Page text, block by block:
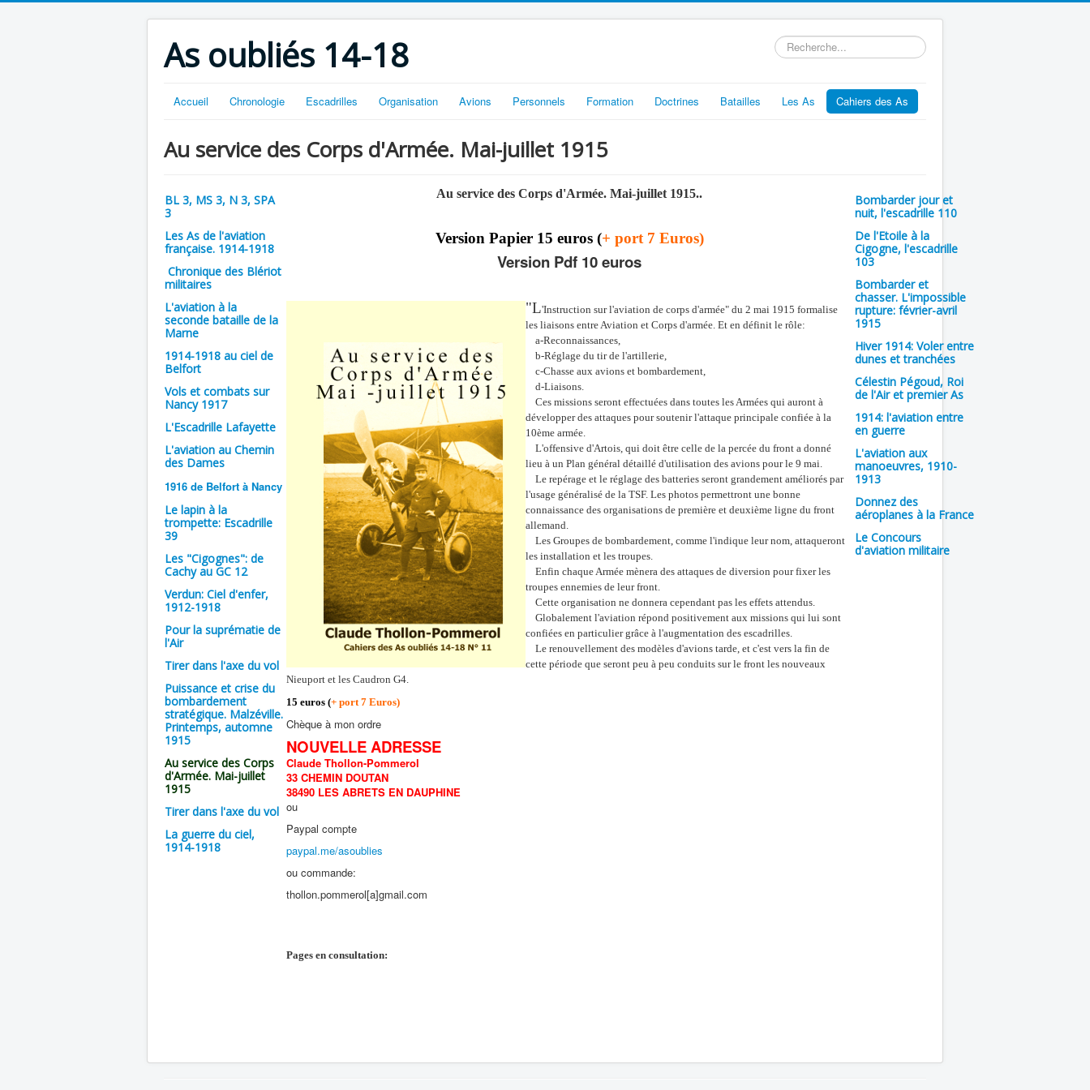
As oubliés 14-18 Rechercher
Accueil Chronologie Escadrilles Organisation Avions Personnels Formation Doctrines Batailles Les As Cahiers des As
Au service des Corps d'Armée. Mai-juillet 1915
BL 3, MS 3, N 3, SPA
3
Les As de l'aviation
française. 1914-1918
Chronique des Blériot
militaires
L'aviation à la
seconde bataille de la
Marne
1914-1918 au ciel de
Belfort
Vols et combats sur
Nancy 1917
L'Escadrille Lafayette
L'aviation au Chemin
des Dames
1916 de Belfort à Nancy
Le lapin à la
trompette: Escadrille
39
Les "Cigognes": de
Cachy au GC 12
Verdun: Ciel d'enfer,
1912-1918
Pour la suprématie de
l'Air
Tirer dans l'axe du vol
Puissance et crise du
bombardement
stratégique. Malzéville.
Printemps, automne
1915
Au service des Corps
d'Armée. Mai-juillet
1915
Tirer dans l'axe du vol
La guerre du ciel,
1914-1918
Au service des Corps d'Armée. Mai-juillet 1915..
Version Papier 15 euros (+ port 7 Euros)
Version Pdf 10 euros
"L'Instruction sur l'aviation de corps d'armée" du 2 mai 1915 formalise
les liaisons entre Aviation et Corps d'armée. Et en définit le rôle:
a-Reconnaissances,
b-Réglage du tir de l'artillerie,
c-Chasse aux avions et bombardement,
d-Liaisons.
Ces missions seront effectuées dans toutes les Armées qui auront à
développer des attaques pour soutenir l'attaque principale confiée à la
10ème armée.
L'offensive d'Artois, qui doit être celle de la percée du front a donné
lieu à un Plan général détaillé d'utilisation des avions pour le 9 mai.
Le repérage et le réglage des batteries seront grandement améliorés par
l'usage généralisé de la TSF. Les photos permettront une bonne
connaissance des organisations de première et deuxième ligne du front
allemand.
Les Groupes de bombardement, comme l'indique leur nom, attaqueront
les installation et les troupes.
Enfin chaque Armée mènera des attaques de diversion pour fixer les
troupes ennemies de leur front.
Cette organisation ne donnera cependant pas les effets attendus.
Globalement l'aviation répond positivement aux missions qui lui sont
confiées en particulier grâce à l'augmentation des escadrilles.
Le renouvellement des modèles d'avions tarde, et c'est vers la fin de
cette période que seront peu à peu conduits sur le front les nouveaux
Nieuport et les Caudron G4.
15 euros (+ port 7 Euros)
Chèque à mon ordre
NOUVELLE ADRESSE
Claude Thollon-Pommerol
33 CHEMIN DOUTAN
38490 LES ABRETS EN DAUPHINE
ou
Paypal compte
paypal.me/asoublies
ou commande:
thollon.pommerol[a]gmail.com
Pages en consultation:
Bombarder jour et
nuit, l'escadrille 110
De l'Etoile à la
Cigogne, l'escadrille
103
Bombarder et
chasser. L'impossible
rupture: février-avril
1915
Hiver 1914: Voler entre
dunes et tranchées
Célestin Pégoud, Roi
de l'Air et premier As
1914: l'aviation entre
en guerre
L'aviation aux
manoeuvres, 1910-
1913
Donnez des
aéroplanes à la France
Le Concours
d'aviation militaire